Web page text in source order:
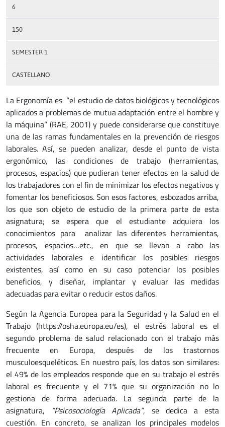
6
150
SEMESTER 1
CASTELLANO
La Ergonomía es “el estudio de datos biológicos y tecnológicos
aplicados a problemas de mutua adaptación entre el hombre y
la máquina” (RAE, 2001) y puede considerarse que constituye
una de las ramas fundamentales en la prevención de riesgos
laborales. Así, se pueden analizar, desde el punto de vista
ergonómico, las condiciones de trabajo (herramientas,
procesos, espacios) que pudieran tener efectos en la salud de
los trabajadores con el fin de minimizar los efectos negativos y
fomentar los beneficiosos. Son esos factores, esbozados arriba,
los que son objeto de estudio de la primera parte de esta
asignatura; se espera que el estudiante adquiera los
conocimientos para analizar las diferentes herramientas,
procesos, espacios…etc., en que se llevan a cabo las
actividades laborales e identificar los posibles riesgos
existentes, así como en su caso potenciar los posibles
beneficios, y diseñar, implantar y evaluar las medidas
adecuadas para evitar o reducir estos daños.
Según la Agencia Europea para la Seguridad y la Salud en el
Trabajo (https://osha.europa.eu/es), el estrés laboral es el
segundo problema de salud relacionado con el trabajo más
frecuente en Europa, después de los trastornos
musculoesqueléticos. En nuestro país, los datos son similares:
el 49% de los empleados responde que en su trabajo el estrés
laboral es frecuente y el 71% que su organización no lo
gestiona de forma adecuada. La segunda parte de la
asignatura,
“Psicosociología Aplicada”, se dedica a esta
cuestión. En concreto, se analizan los principales modelos